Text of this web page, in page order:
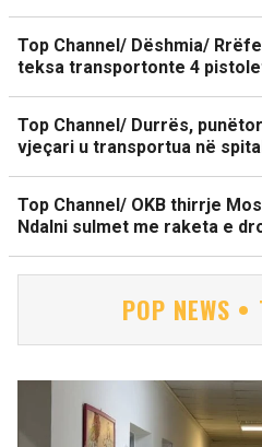
Top Channel/ Dëshmia/
teksa transportonte 4
Top Channel/ Durrës,
vjeçari u transportua në
Top Channel/ OKB thirrje
Ndalni sulmet me raketa e
POP NEWS •